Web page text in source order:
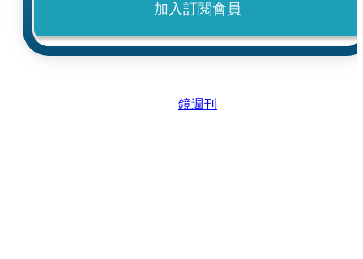
加入訂閱會員
鏡週刊